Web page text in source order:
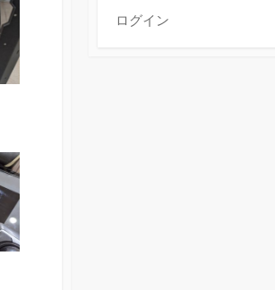
ログイン